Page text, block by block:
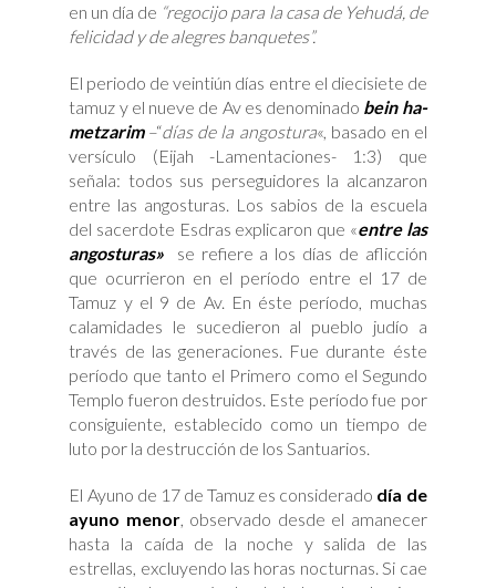
en un día de “regocijo para la casa de Yehudá, de
felicidad y de alegres banquetes”.
El periodo de veintiún días entre el diecisiete de
tamuz y el nueve de Av es denominado bein ha-
metzarim–“días de la angostura«, basado en el
versículo (Eijah -Lamentaciones- 1:3) que
señala: todos sus perseguidores la alcanzaron
entre las angosturas. Los sabios de la escuela
del sacerdote Esdras explicaron que «entre las
angosturas» se refiere a los días de aflicción
que ocurrieron en el período entre el 17 de
Tamuz y el 9 de Av. En éste período, muchas
calamidades le sucedieron al pueblo judío a
través de las generaciones. Fue durante éste
período que tanto el Primero como el Segundo
Templo fueron destruidos. Este período fue por
consiguiente, establecido como un tiempo de
luto por la destrucción de los Santuarios.
El Ayuno de 17 de Tamuz es considerado día de
ayuno menor, observado desde el amanecer
hasta la caída de la noche y salida de las
estrellas, excluyendo las horas nocturnas. Si cae